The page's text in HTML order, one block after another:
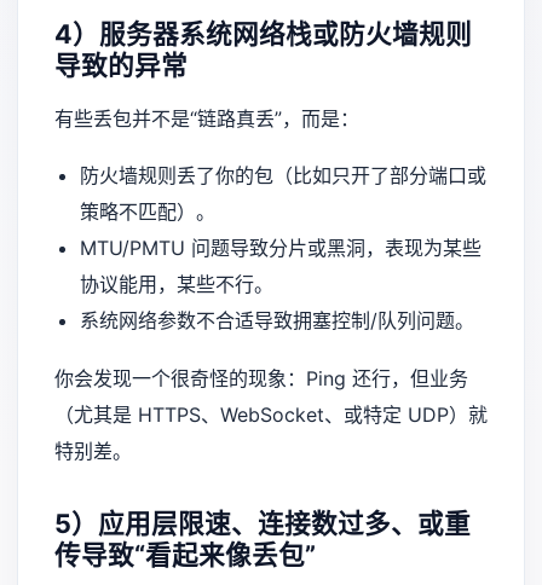
4）服务器系统网络栈或防火墙规则
导致的异常
有些丢包并不是“链路真丢”，而是：
防火墙规则丢了你的包（比如只开了部分端口或
策略不匹配）。
MTU/PMTU 问题导致分片或黑洞，表现为某些
协议能用，某些不行。
系统网络参数不合适导致拥塞控制/队列问题。
你会发现一个很奇怪的现象：Ping 还行，但业务
（尤其是 HTTPS、WebSocket、或特定 UDP）就
特别差。
5）应用层限速、连接数过多、或重
传导致“看起来像丢包”